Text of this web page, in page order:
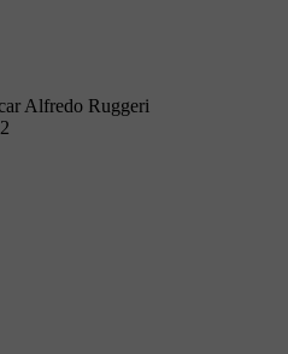
Alfredo Ruggeri